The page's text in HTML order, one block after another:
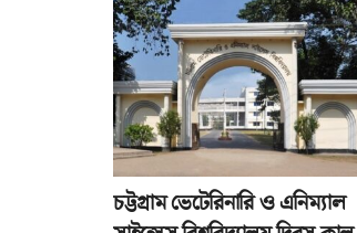
চট্টগ্রাম ভেটেরিনারি ও এনিম্যাল